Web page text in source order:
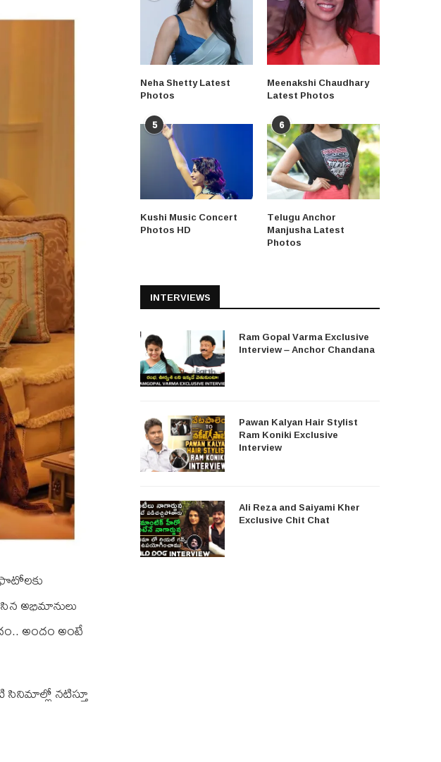
ఫొటోలకు
అభిమానులు
అందం అంటే
నటిస్తూ
Neha Shetty Latest
Photos
Meenakshi Chaudhary
Latest Photos
5
Kushi Music Concert
Photos HD
6
Telugu Anchor
Manjusha Latest
Photos
INTERVIEWS
Ram Gopal Varma Exclusive
Interview – Anchor Chandana
Pawan Kalyan Hair Stylist
Ram Koniki Exclusive
Interview
Ali Reza and Saiyami Kher
Exclusive Chit Chat